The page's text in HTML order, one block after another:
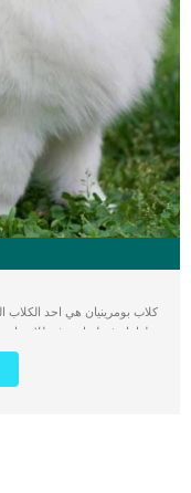
كلاب بومرينيان هي احد الكلاب
ولها تاريخ طويل ومثير
نشأته و شخصيته ومميزاته
الإرادة القوية، كما أنه صديق
أبيض اللون أو بنى، ومظهره